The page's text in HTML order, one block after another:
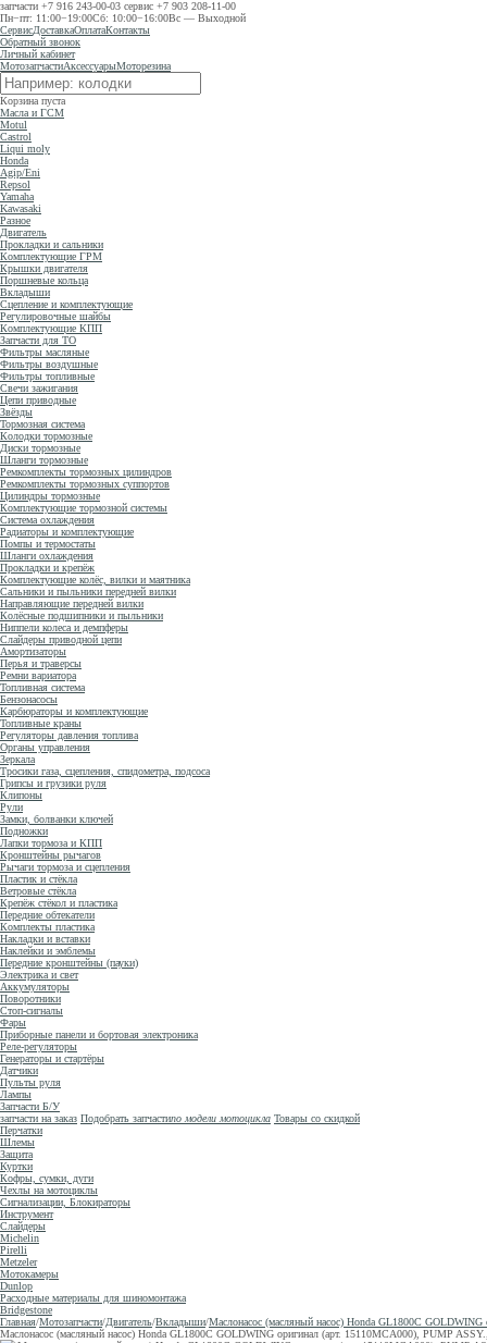
запчасти +7 916 243-00-03 сервис +7 903 208-11-00
Пн−пт: 11:00−19:00Сб: 10:00−16:00Вс — Выходной
СервисДоставкаОплатаКонтакты
Обратный звонок
Личный кабинет
МотозапчастиАксессуарыМоторезина
Корзина пуста
Масла и ГСМ
Motul
Castrol
Liqui moly
Honda
Agip/Eni
Repsol
Yamaha
Kawasaki
Разное
Двигатель
Прокладки и сальники
Комплектующие ГРМ
Крышки двигателя
Поршневые кольца
Вкладыши
Сцепление и комплектующие
Регулировочные шайбы
Комплектующие КПП
Запчасти для ТО
Фильтры масляные
Фильтры воздушные
Фильтры топливные
Свечи зажигания
Цепи приводные
Звёзды
Тормозная система
Колодки тормозные
Диски тормозные
Шланги тормозные
Ремкомплекты тормозных цилиндров
Ремкомплекты тормозных суппортов
Цилиндры тормозные
Комплектующие тормозной системы
Система охлаждения
Радиаторы и комплектующие
Помпы и термостаты
Шланги охлаждения
Прокладки и крепёж
Комплектующие колёс, вилки и маятника
Сальники и пыльники передней вилки
Направляющие передней вилки
Колёсные подшипники и пыльники
Ниппели колеса и демпферы
Слайдеры приводной цепи
Амортизаторы
Перья и траверсы
Ремни вариатора
Топливная система
Бензонасосы
Карбюраторы и комплектующие
Топливные краны
Регуляторы давления топлива
Органы управления
Зеркала
Тросики газа, сцепления, спидометра, подсоса
Грипсы и грузики руля
Клипоны
Рули
Замки, болванки ключей
Подножки
Лапки тормоза и КПП
Кронштейны рычагов
Рычаги тормоза и сцепления
Пластик и стёкла
Ветровые стёкла
Крепёж стёкол и пластика
Передние обтекатели
Комплекты пластика
Накладки и вставки
Наклейки и эмблемы
Передние кронштейны (пауки)
Электрика и свет
Аккумуляторы
Поворотники
Стоп-сигналы
Фары
Приборные панели и бортовая электроника
Реле-регуляторы
Генераторы и стартёры
Датчики
Пульты руля
Лампы
Запчасти Б/У
запчасти на заказ Подобрать запчастипо модели мотоцикла Товары со скидкой
Перчатки
Шлемы
Защита
Куртки
Кофры, сумки, дуги
Чехлы на мотоциклы
Сигнализации, Блокираторы
Инструмент
Слайдеры
Michelin
Pirelli
Metzeler
Мотокамеры
Dunlop
Расходные материалы для шиномонтажа
Bridgestone
Главная/Мотозапчасти/Двигатель/Вкладыши/Маслонасос (масляный насос) Honda GL1800C
Маслонасос (масляный насос) Honda GL1800C GOLDWING оригинал (арт. 15110MCA000), PUMP